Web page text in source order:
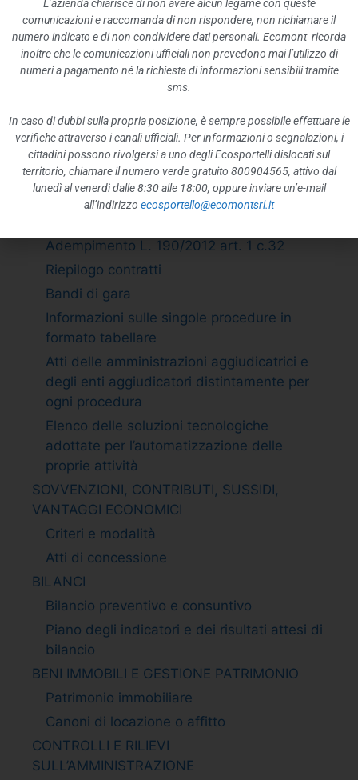
Rappresentazione grafica
ATTIVITÀ E PROCEDIMENTI
Tipologie di procedimento
Dichiarazioni sostitutive e acquisizione
PROVVEDIMENTI
Provvedimenti organi indirizzo politico
Provvedimenti dirigenti amministrativi
CONTROLLI SULLE IMPRESE
Adempimento L. 190/2012 art. 1 c.32
Riepilogo contratti
Bandi di gara
Informazioni sulle singole procedure in
formato tabellare
Atti delle amministrazioni aggiudicatrici e
degli enti aggiudicatori distintamente per
ogni procedura
Elenco delle soluzioni tecnologiche
adottate per l’automatizzazione delle
proprie attività
SOVVENZIONI, CONTRIBUTI, SUSSIDI,
VANTAGGI ECONOMICI
Criteri e modalità
Atti di concessione
BILANCI
Bilancio preventivo e consuntivo
Piano degli indicatori e dei risultati attesi di
bilancio
BENI IMMOBILI E GESTIONE PATRIMONIO
Patrimonio immobiliare
Canoni di locazione o affitto
CONTROLLI E RILIEVI
SULL’AMMINISTRAZIONE
L’azienda chiarisce di non avere alcun legame con queste
comunicazioni e raccomanda di non rispondere, non richiamare il
numero indicato e di non condividere dati personali. Ecomont ricorda
inoltre che le comunicazioni ufficiali non prevedono mai l’utilizzo di
numeri a pagamento né la richiesta di informazioni sensibili tramite
sms.
In caso di dubbi sulla propria posizione, è sempre possibile effettuare le
verifiche attraverso i canali ufficiali. Per informazioni o segnalazioni, i
cittadini possono rivolgersi a uno degli Ecosportelli dislocati sul
territorio, chiamare il numero verde gratuito 800904565, attivo dal
lunedì al venerdì dalle 8:30 alle 18:00, oppure inviare un’e-mail
all’indirizzo ecosportello@ecomontsrl.it